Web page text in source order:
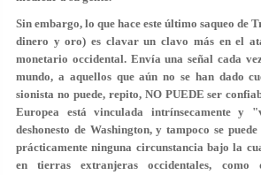
Sin embargo, lo que hace este último saqueo de
dinero y oro) es clavar un clavo más en el
monetario occidental. Envía una señal cada
mundo, a aquellos que aún no se han dado
sionista no puede, repito, NO PUEDE ser
Europea está vinculada intrínsecamente y
deshonesto de Washington, y tampoco se
prácticamente ninguna circunstancia bajo la
en tierras extranjeras occidentales, como